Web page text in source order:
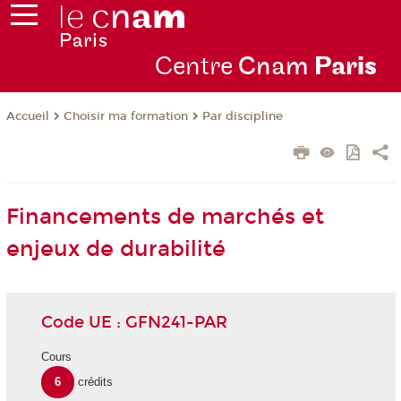
Centre Cnam Paris
Accueil Choisir ma formation Par discipline
Financements de marchés et
enjeux de durabilité
Code UE : GFN241-PAR
Cours
6
crédits